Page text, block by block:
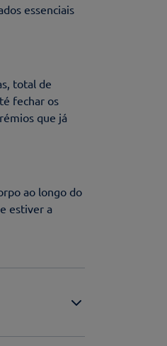
essenciais
total de
fechar os
que já
ao longo do
estiver a